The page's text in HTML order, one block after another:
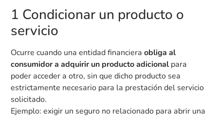
1 Condicionar un producto o
servicio
Ocurre cuando una entidad financieraobliga al
consumidor a adquirir un producto adicional para
poder acceder a otro, sin que dicho producto sea
estrictamente necesario para la prestación del servicio
solicitado.
Ejemplo: exigir un seguro no relacionado para abrir una